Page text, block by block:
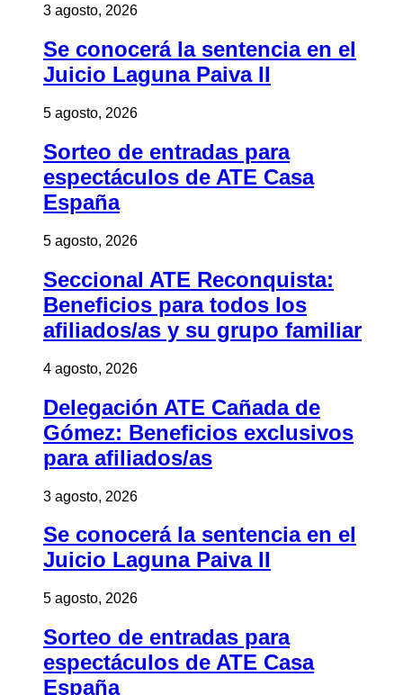
3 agosto, 2026
Se conocerá la sentencia en el
Juicio Laguna Paiva II
5 agosto, 2026
Sorteo de entradas para
espectáculos de ATE Casa
España
5 agosto, 2026
Seccional ATE Reconquista:
Beneficios para todos los
afiliados/as y su grupo familiar
4 agosto, 2026
Delegación ATE Cañada de
Gómez: Beneficios exclusivos
para afiliados/as
3 agosto, 2026
Se conocerá la sentencia en el
Juicio Laguna Paiva II
5 agosto, 2026
Sorteo de entradas para
espectáculos de ATE Casa
España